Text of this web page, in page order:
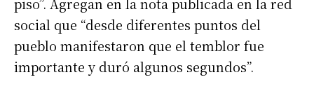
piso”. Agregan en la nota publicada en la red
social que “desde diferentes puntos del
pueblo manifestaron que el temblor fue
importante y duró algunos segundos”.